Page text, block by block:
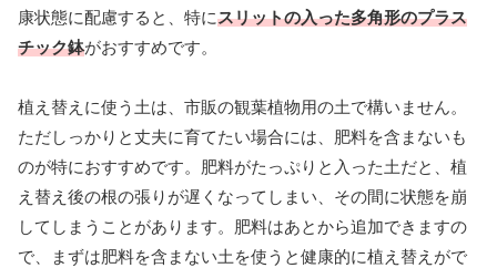
康状態に配慮すると、特にスリットの入った多角形のプラス
チック鉢がおすすめです。
植え替えに使う土は、市販の観葉植物用の土で構いません。
ただしっかりと丈夫に育てたい場合には、肥料を含まないも
のが特におすすめです。肥料がたっぷりと入った土だと、植
え替え後の根の張りが遅くなってしまい、その間に状態を崩
してしまうことがあります。肥料はあとから追加できますの
で、まずは肥料を含まない土を使うと健康的に植え替えがで